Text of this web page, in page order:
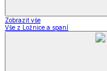
Zobrazit vše
Vše z Ložnice a spaní